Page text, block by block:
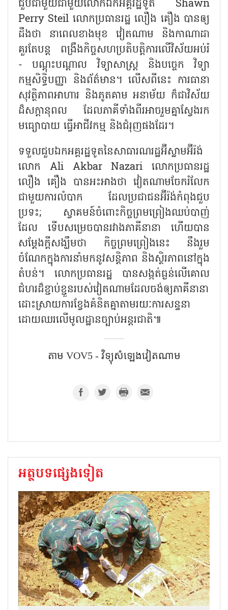
ជួបជាមួយជាមួយលោកឯកអគ្គរដ្ឋទូត Shawn
Perry Steil លោកប្រធានរដ្ឋ លឿង គឿង បានឲ្យ
ដឹងថា នាពេលខាងមុខ វៀតណាម និងកាណាដា
គួរតែបន្ត ពង្រឹងកិច្ចសហប្រតិបត្តិការលើវិស័យអប់រំ
- បណ្តុះបណ្តាល វិទ្យាសាស្ត្រ និងបច្ចេក វិទ្យា
កម្មសិទ្ធិបញ្ញា និងព័ត៌មាន។ លើសពីនេះ ការធានា
សុវត្ថិភាពអាហារ និងភូតគាម អនាម័យ ក៏ជាវិស័យ
ដ៏សក្ដានុពល ដែលភាគីទាំងពីរអាចរួមគ្នាស្វែងរក
មធ្យោបាយ ធ្វើអាជីវកម្ម និងជំរុញផងដែរ។
ទទួលជួបឯកអគ្គរដ្ឋទូតនៃសាធារណរដ្ឋអ៊ីស្លាមអ៊ីរ៉ង់
លោក Ali Akbar Nazari លោកប្រធានរដ្ឋ
លឿង គឿង បានអះអាងថា វៀតណាមចែករំលែក
ជាមួយការលំបាក ដែលប្រជាជនអ៊ីរ៉ង់កំពុងជួប
ប្រទះ; ស្វាគមន៍ចំពោះកិច្ចព្រមព្រៀងឈប់បាញ់
ដែល ទើបសម្រេចបានរវាងភាគីនានា ហើយបាន
សម្តែងក្តីសង្ឃឹមថា កិច្ចព្រមព្រៀងនេះ នឹងរួម
ចំណែកក្នុងការនាំមកនូវសន្តិភាព និងស្ថិរភាពនៅក្នុង
តំបន់។ លោកប្រធានរដ្ឋ បានសង្កត់ធ្ងន់លើគោល
ជំហរដ៏ខ្ជាប់ខ្ជួនរបស់វៀតណាមដែលចង់ឲ្យភាគីនានា
ដោះស្រាយការខ្វែងគំនិតគ្នាតាមរយៈការសន្ទនា
ដោយឈរលើមូលដ្ឋានច្បាប់អន្តរជាតិ៕
តាម VOV5 - វិទ្យុសំឡេង​វៀតណាម
អត្ថបទផ្សេងទៀត